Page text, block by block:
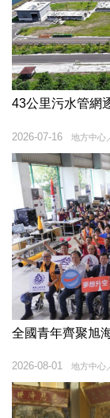
43公里污水管網
地方中心
2026-07-16
全國青年齊聚旭
地方中心
2026-08-01